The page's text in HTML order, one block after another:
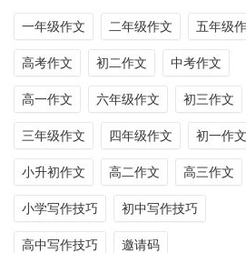
一年级作文 二年级作文 五年级
高考作文 初二作文 中考作文
高一作文 六年级作文 初三作文
三年级作文 四年级作文 初一作文
小升初作文 高二作文 高三作文
小学写作技巧 初中写作技巧
高中写作技巧 邀请码